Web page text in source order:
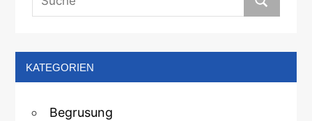
KATEGORIEN
Begrusung